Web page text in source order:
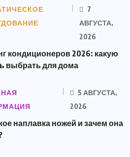
7
АВГУСТА,
2026
кондиционеров 2026: какую
выбрать для дома
5 АВГУСТА,
2026
наплавка ножей и зачем она